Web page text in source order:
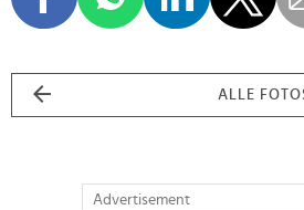
ALLE
Advertisement